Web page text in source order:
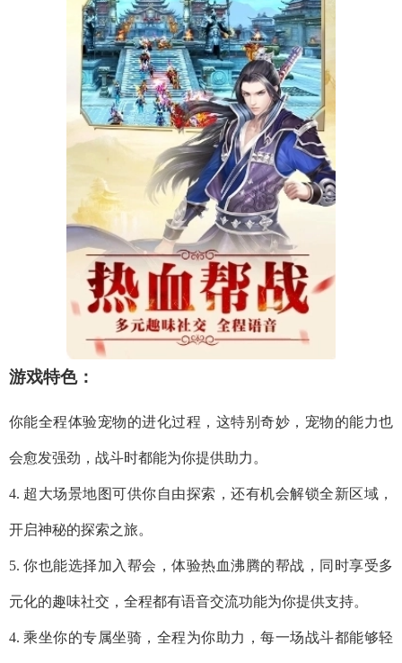
游戏特色：
你能全程体验宠物的进化过程，这特别奇妙，宠物的能力也
会愈发强劲，战斗时都能为你提供助力。
4. 超大场景地图可供你自由探索，还有机会解锁全新区域，
开启神秘的探索之旅。
5. 你也能选择加入帮会，体验热血沸腾的帮战，同时享受多
元化的趣味社交，全程都有语音交流功能为你提供支持。
4. 乘坐你的专属坐骑，全程为你助力，每一场战斗都能够轻